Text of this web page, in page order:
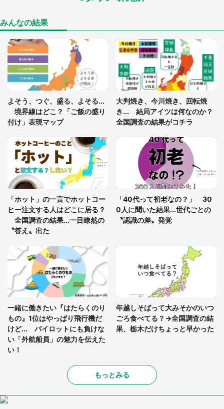
あまりにも四角すぎる猫、激写される 「これもう
「閉所恐怖症の私は新幹線で大パニック。隣席の青
年に『手を繋いで』とお願いしたら...」 体験談に
8万人感動
グっちゃってた〝野生の野菜〟に6.5万人戦慄
「○○がない街に住んでいます」住人の呟きに30万
人驚がく 何が存在しないか、あなたはわかる？
「修学旅行に途中参加する娘を送って行ったら、真
っ暗な道で遭難状態。なんとか見つけた民家に助け
を求めると、住人の男性が...」
みんなの結果
よそう、つぐ、盛る、よそる...
境界線はどこ？「ご飯の盛り
付け」表現マップ
大判焼き、今川焼き、回転焼
き... 結局アイツは何なのか？
全国調査の結果がコチラ
「ホット」の一言でホットコー
ヒー注文する人はどこに居る？
全国調査の結果...一目瞭然の
〝答え〟出た
「40代って初老なの？」 30
0人に聞いた結果...世代ごとの
〝認識の差〟発覚
一緒に働きたい『はたらくのり
もの』1位はやっぱり飛行機だ
けど... パイロットにも負けな
い「外航船員」の魅力を伝えた
い！
年越しそばって大みそかのいつ
ごろ食べてる？→全国調査の結
果、栃木だけちょっと早かった
もっとみる